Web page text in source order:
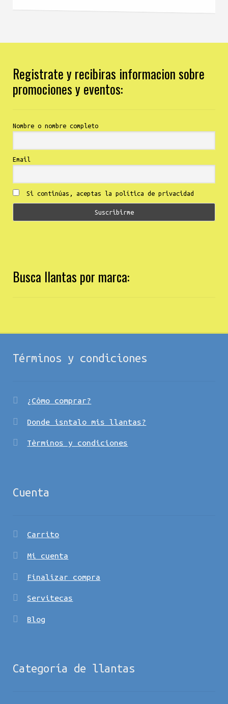
Registrate y recibiras informacion sobre
promociones y eventos:
Nombre o nombre completo
Email
Si continúas, aceptas la política de privacidad
Busca llantas por marca:
Términos y condiciones
¿Còmo comprar?
Donde isntalo mis llantas?
Tèrminos y condiciones
Cuenta
Carrito
Mi cuenta
Finalizar compra
Servitecas
Blog
Categoría de llantas